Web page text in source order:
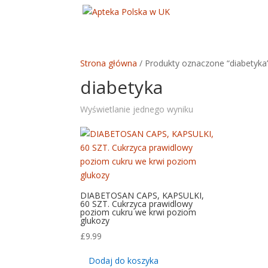
Strona główna / Produkty oznaczone
diabetyka
Wyświetlanie jednego wyniku
DIABETOSAN CAPS, KAPSULKI,
60 SZT. Cukrzyca prawidlowy
poziom cukru we krwi poziom
glukozy
£9.99
Dodaj do koszyka